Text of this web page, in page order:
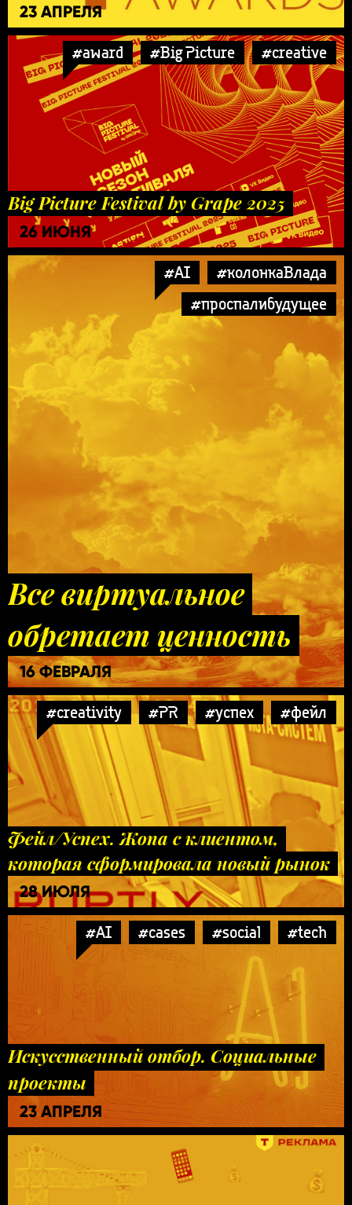
23 АПРЕЛЯ
#award #Big Picture #creative
Big Picture Festival by Grape 2025
26 ИЮНЯ
#AI
#колонкаВлада
#проспалибудущее
Все виртуальное
обретает ценность
16 ФЕВРАЛЯ
#creativity #PR #успех #фейл
Фейл/Успех. Жопа с клиентом,
которая сформировала новый рынок
28 ИЮЛЯ
#AI #cases #social #tech
Искусственный отбор. Социальные
проекты
23 АПРЕЛЯ